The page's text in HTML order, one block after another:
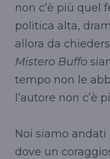
non c’è più quel
politica alta,
allora da
Mistero Buffo
tempo non le
l’autore non c’è
Noi siamo andati
dove un